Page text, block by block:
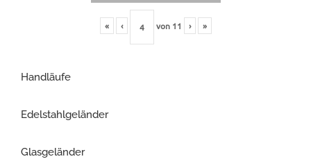
« ‹ von 11 › »
Handläufe
Edelstahlgeländer
Glasgeländer